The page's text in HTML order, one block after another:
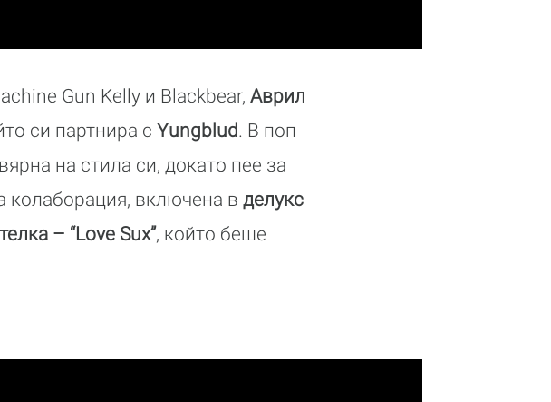
Gun Kelly и Blackbear, Аврил
си партнира с Yungblud. В поп
на стила си, докато пее за
колаборация, включена в делукс
– “Love Sux”, който беше